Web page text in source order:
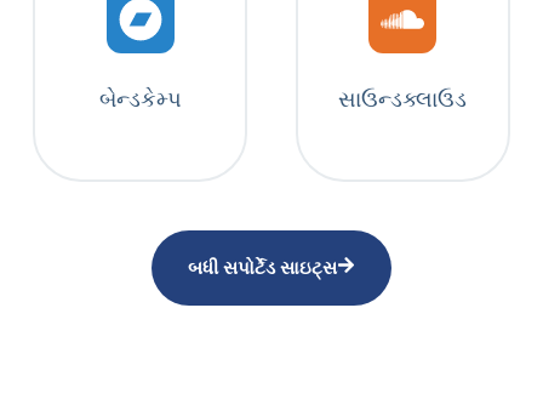
બેન્ડકેમ્પ સાઉન્ડક્લાઉડ
બધી સપોર્ટેડ સાઇટ્સ